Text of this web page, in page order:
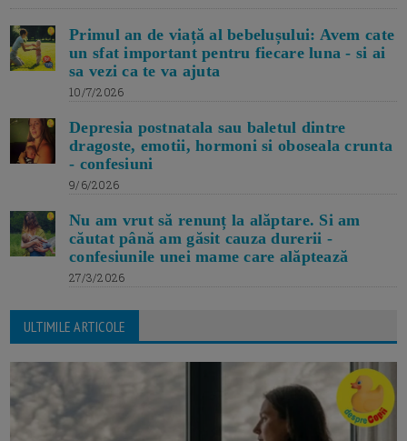
Primul an de viață al bebelușului: Avem cate
un sfat important pentru fiecare luna - si ai
sa vezi ca te va ajuta
10/7/2026
Depresia postnatala sau baletul dintre
dragoste, emotii, hormoni si oboseala crunta
- confesiuni
9/6/2026
Nu am vrut să renunț la alăptare. Si am
căutat până am găsit cauza durerii -
confesiunile unei mame care alăptează
27/3/2026
ULTIMILE ARTICOLE